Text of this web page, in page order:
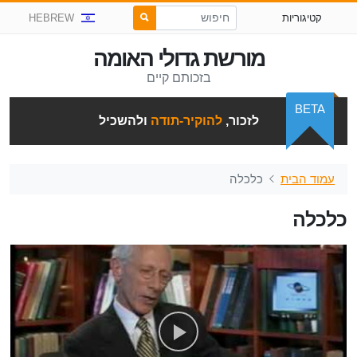
קטיגוריות HEBREW
מורשת גדולי האומה
בזכותם קיים
לזכור,להוקיר-תודה ולהשכיל
BETA
עמוד הבית כלכלה
כלכלה